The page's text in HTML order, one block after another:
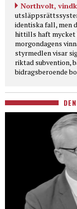
Northvolt,
identiska fall, men
hittills haft mycket
morgondagens
styrmedlen visar
riktad subvention,
bidragsberoende